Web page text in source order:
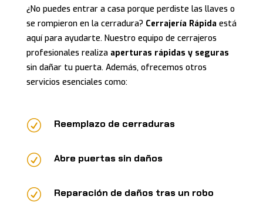
¿No puedes entrar a casa porque perdiste las llaves o
se rompieron en la cerradura? Cerrajería Rápida está
aquí para ayudarte. Nuestro equipo de cerrajeros
profesionales realiza aperturas rápidas y seguras
sin dañar tu puerta. Además, ofrecemos otros
servicios esenciales como:
R Reemplazo de cerraduras
R Abre puertas sin daños
R Reparación de daños tras un robo